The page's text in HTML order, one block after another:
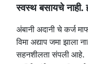
स्वस्थ बसायचे नाही.
अंबानी अदानी चे कर्ज
विमा अद्याप जमा
सहनशीलता संपली आहे.